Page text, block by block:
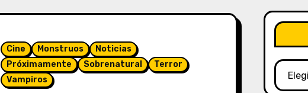
Cine Monstruos
Noticias
Próximamente
Sobrenatural
Terror
Vampiros
Archivos